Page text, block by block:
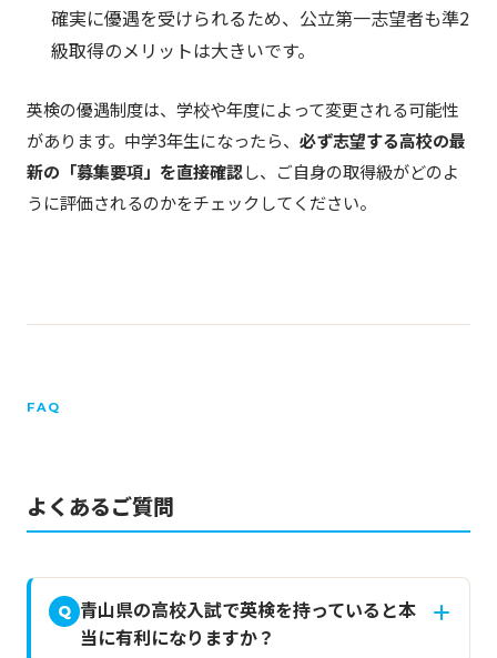
確実に優遇を受けられるため、公立第一志望者も準2
級取得のメリットは大きいです。
英検の優遇制度は、学校や年度によって変更される可能性
があります。中学3年生になったら、 必ず志望する高校の最
新の「募集要項」を直接確認し、ご自身の取得級がどのよ
うに評価されるのかをチェックしてください。
FAQ
よくあるご質問
Q 青山県の高校入試で英検を持っていると本
当に有利になりますか？